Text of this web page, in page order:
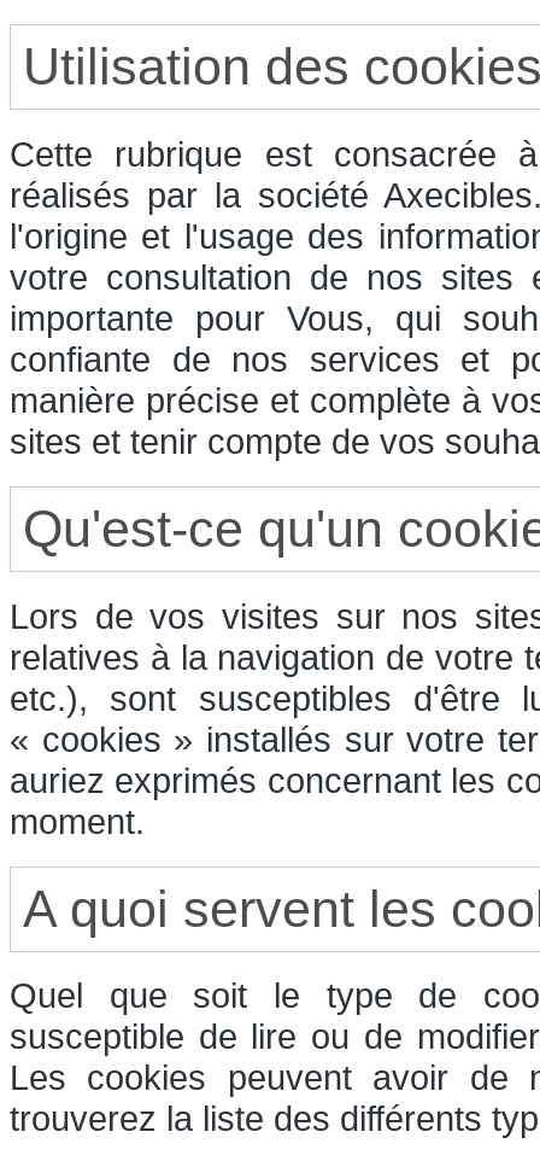
Utilisation des
Cette rubrique est consacrée
réalisés par la société
l'origine et l'usage des
votre consultation de nos
importante pour Vous, qui
confiante de nos services et
manière précise et complète à
sites et tenir compte de vos
Qu'est-ce qu'un
Lors de vos visites sur nos
relatives à la navigation de votre
etc.), sont susceptibles d'être
« cookies » installés sur votre
auriez exprimés concernant les
moment.
A quoi servent les
Quel que soit le type de
susceptible de lire ou de
Les cookies peuvent avoir de
trouverez la liste des différents